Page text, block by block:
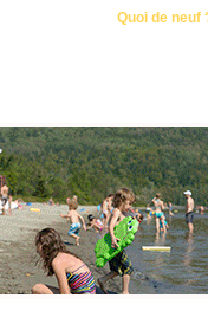
Quoi de neuf